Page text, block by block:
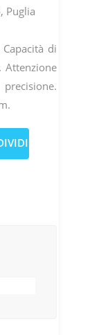
Puglia
di
Attenzione